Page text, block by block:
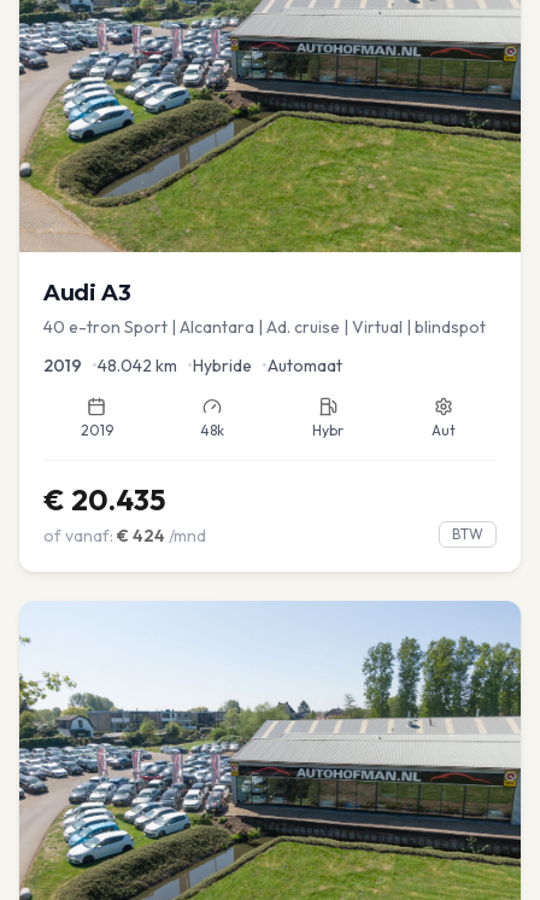
Audi A3
40 e-tron Sport | Alcantara | Ad. cruise | Virtual | blindspot
2019 •48.042 km •Hybride •Automaat
2019 48k Hybr Aut
€ 20.435
of vanaf: € 424 /mnd BTW